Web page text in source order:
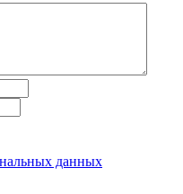
данных